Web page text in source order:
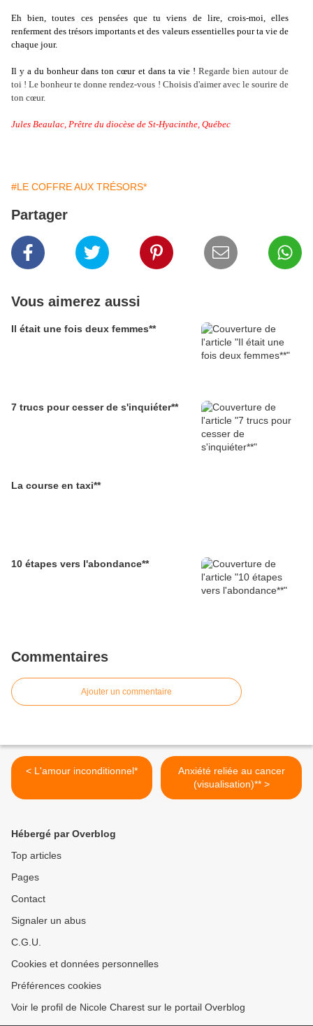
Eh bien, toutes ces pensées que tu viens de lire, crois-moi, elles
renferment des trésors importants et des valeurs essentielles pour ta vie de
chaque jour.
Il y a du bonheur dans ton cœur et dans ta vie ! Regarde bien autour de
toi ! Le bonheur te donne rendez-vous ! Choisis d'aimer avec le sourire de
ton cœur.
Jules Beaulac, Prêtre du diocèse de St-Hyacinthe, Québec
#LE COFFRE AUX TRÉSORS*
Partager
Vous aimerez aussi
Il était une fois deux femmes**
7 trucs pour cesser de s'inquiéter**
La course en taxi**
10 étapes vers l'abondance**
Commentaires
Ajouter un commentaire
< L'amour inconditionnel*
Anxiété reliée au cancer
(visualisation)** >
Hébergé par Overblog
Top articles
Pages
Contact
Signaler un abus
C.G.U.
Cookies et données personnelles
Préférences cookies
Voir le profil de Nicole Charest sur le portail Overblog